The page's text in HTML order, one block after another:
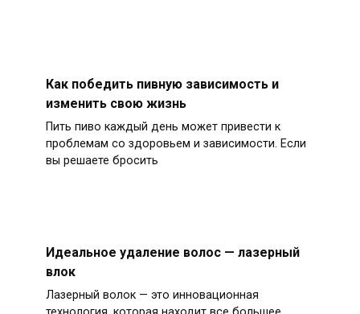
Как победить пивную зависимость и
изменить свою жизнь
Пить пиво каждый день может привести к
проблемам со здоровьем и зависимости. Если
вы решаете бросить
Идеальное удаление волос — лазерный
влок
Лазерный волок — это инновационная